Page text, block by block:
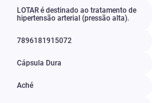
LOTAR é destinado ao tratamento de
hipertensão arterial (pressão alta).
7896181915072
Cápsula Dura
Aché